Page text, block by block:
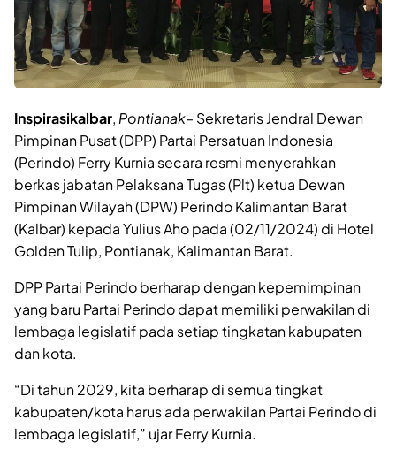
Inspirasikalbar, Pontianak– Sekretaris Jendral Dewan
Pimpinan Pusat (DPP) Partai Persatuan Indonesia
(Perindo) Ferry Kurnia secara resmi menyerahkan
berkas jabatan Pelaksana Tugas (Plt) ketua Dewan
Pimpinan Wilayah (DPW) Perindo Kalimantan Barat
(Kalbar) kepada Yulius Aho pada (02/11/2024) di Hotel
Golden Tulip, Pontianak, Kalimantan Barat.
DPP Partai Perindo berharap dengan kepemimpinan
yang baru Partai Perindo dapat memiliki perwakilan di
lembaga legislatif pada setiap tingkatan kabupaten
dan kota.
“Di tahun 2029, kita berharap di semua tingkat
kabupaten/kota harus ada perwakilan Partai Perindo di
lembaga legislatif,” ujar Ferry Kurnia.